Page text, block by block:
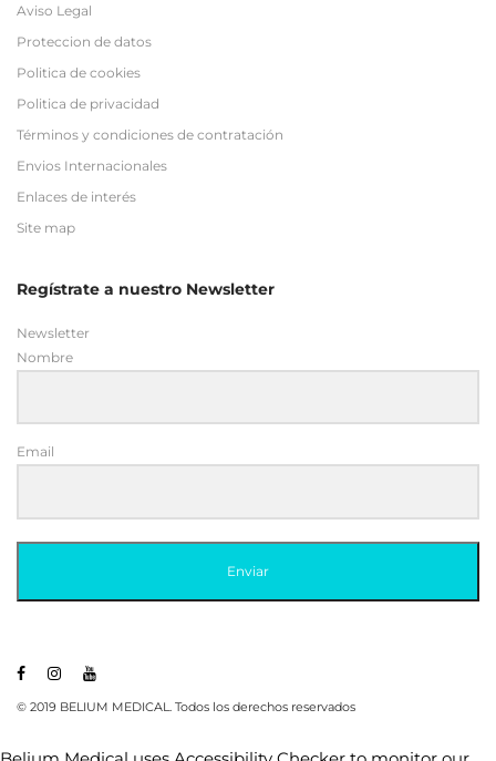
Aviso Legal
Proteccion de datos
Politica de cookies
Politica de privacidad
Términos y condiciones de contratación
Envios Internacionales
Enlaces de interés
Site map
Regístrate a nuestro Newsletter
Newsletter
Nombre
Email
Enviar
© 2019 BELIUM MEDICAL. Todos los derechos reservados